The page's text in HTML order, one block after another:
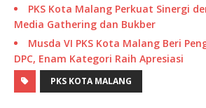
PKS Kota Malang Perkuat Sinergi
Media Gathering dan Bukber
Musda VI PKS Kota Malang Beri
DPC, Enam Kategori Raih Apresiasi
PKS KOTA MALANG